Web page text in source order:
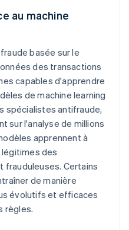
au machine
basée sur le
des transactions
capables d'apprendre
de machine learning
spécialistes antifraude,
sur l'analyse de millions
apprennent à
des
Certains
de manière
évolutifs et efficaces
règles.